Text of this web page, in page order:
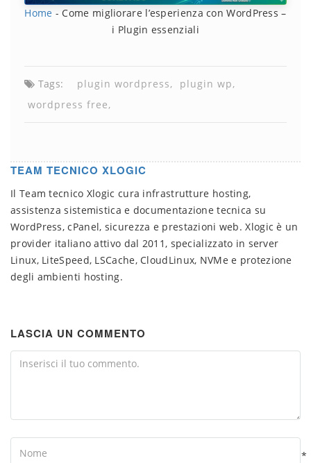
Home -Come migliorare l’esperienza con WordPress –
i Plugin essenziali
Tags: plugin wordpress
plugin wp
wordpress free
TEAM TECNICO XLOGIC
Il Team tecnico Xlogic cura infrastrutture hosting,
assistenza sistemistica e documentazione tecnica su
WordPress, cPanel, sicurezza e prestazioni web. Xlogic è un
provider italiano attivo dal 2011, specializzato in server
Linux, LiteSpeed, LSCache, CloudLinux, NVMe e protezione
degli ambienti hosting.
LASCIA UN COMMENTO
Comment
*